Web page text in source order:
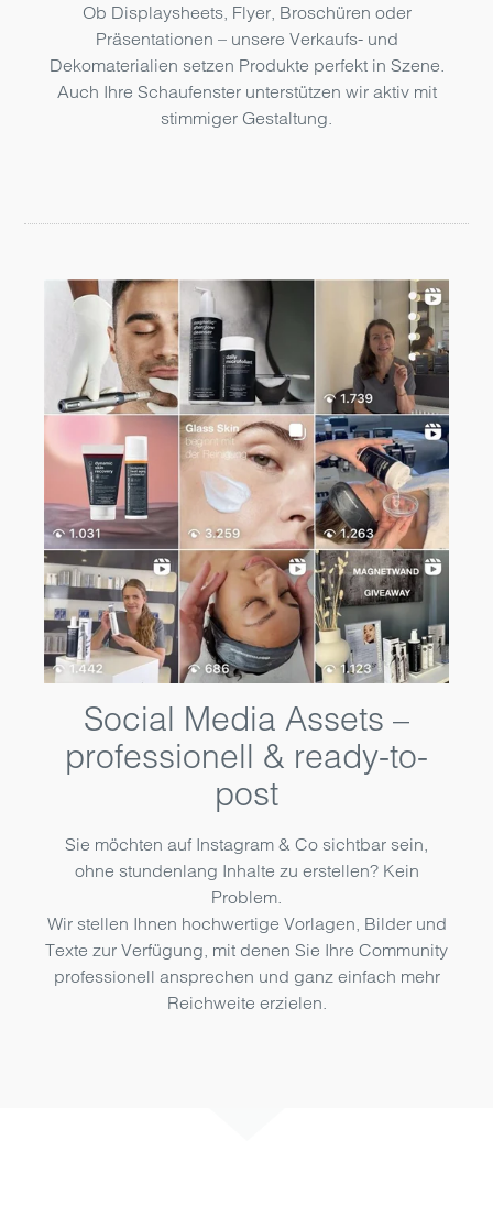
Ob Displaysheets, Flyer, Broschüren oder
Präsentationen – unsere Verkaufs- und
Dekomaterialien setzen Produkte perfekt in Szene.
Auch Ihre Schaufenster unterstützen wir aktiv mit
stimmiger Gestaltung.
Social Media Assets –
professionell & ready-to-
post
Sie möchten auf Instagram & Co sichtbar sein,
ohne stundenlang Inhalte zu erstellen? Kein
Problem.
Wir stellen Ihnen hochwertige Vorlagen, Bilder und
Texte zur Verfügung, mit denen Sie Ihre Community
professionell ansprechen und ganz einfach mehr
Reichweite erzielen.